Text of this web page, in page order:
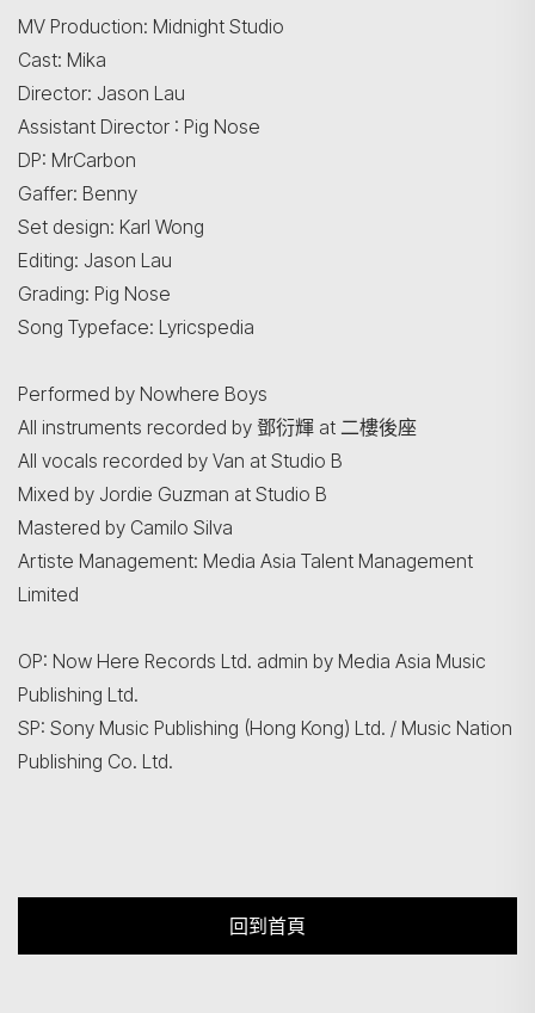
MV Production: Midnight Studio
Cast: Mika
Director: Jason Lau
Assistant Director : Pig Nose
DP: MrCarbon
Gaffer: Benny
Set design: Karl Wong
Editing: Jason Lau
Grading: Pig Nose
Song Typeface: Lyricspedia
Performed by Nowhere Boys
All instruments recorded by 鄧衍輝 at 二樓後座
All vocals recorded by Van at Studio B
Mixed by Jordie Guzman at Studio B
Mastered by Camilo Silva
Artiste Management: Media Asia Talent Management
Limited
OP: Now Here Records Ltd. admin by Media Asia Music
Publishing Ltd.
SP: Sony Music Publishing (Hong Kong) Ltd. / Music Nation
Publishing Co. Ltd.
回到首頁